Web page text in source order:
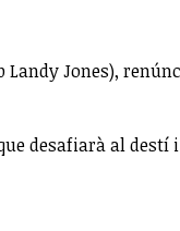
Jones),
desafiarà al